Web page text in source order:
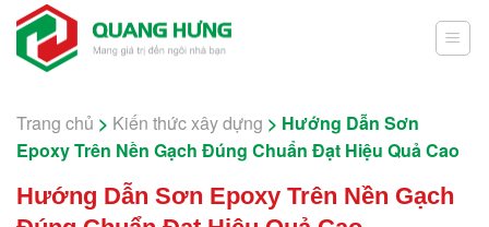
Skip
content
Trang chủ > Kiến thức xây dựng > Hướng Dẫn Sơn
Epoxy Trên Nền Gạch Đúng Chuẩn Đạt Hiệu Quả Cao
Hướng Dẫn Sơn Epoxy Trên Nền Gạch